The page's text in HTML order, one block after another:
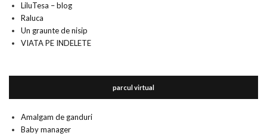
LiluTesa – blog
Raluca
Un graunte de nisip
VIATA PE INDELETE
parcul virtual
Amalgam de ganduri
Baby manager